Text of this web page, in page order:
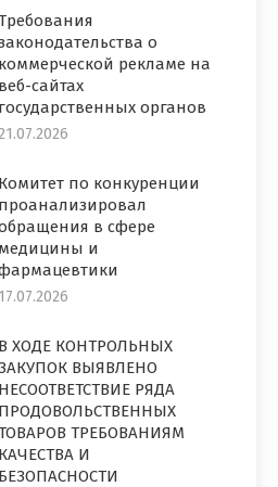
о
коммерческой рекламе на
веб-сайтах
государственных органов
Комитет по конкуренции
проанализировал
в сфере
медицины и
17.07.2026
В ХОДЕ КОНТРОЛЬНЫХ
ВЫЯВЛЕНО
НЕСООТВЕТСТВИЕ РЯДА
ПРОДОВОЛЬСТВЕННЫХ
ТРЕБОВАНИЯМ
КАЧЕСТВА И
БЕЗОПАСНОСТИ